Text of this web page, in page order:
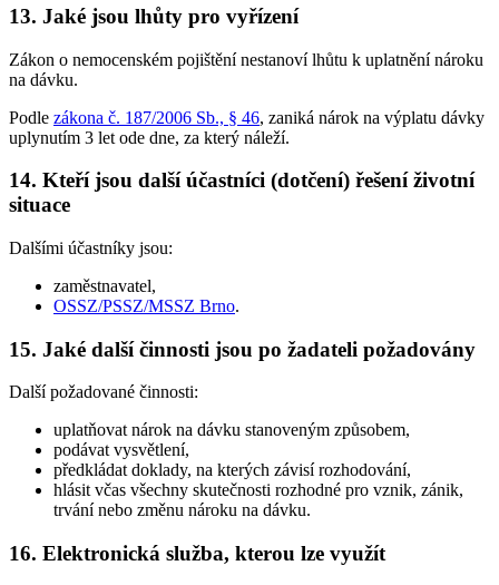
13. Jaké jsou lhůty pro vyřízení
Zákon o nemocenském pojištění nestanoví lhůtu k uplatnění nároku
na dávku.
Podle zákona č. 187/2006 Sb., § 46, zaniká nárok na výplatu dávky
uplynutím 3 let ode dne, za který náleží.
14. Kteří jsou další účastníci (dotčení) řešení životní
situace
Dalšími účastníky jsou:
zaměstnavatel,
OSSZ/PSSZ/MSSZ Brno.
15. Jaké další činnosti jsou po žadateli požadovány
Další požadované činnosti:
uplatňovat nárok na dávku stanoveným způsobem,
podávat vysvětlení,
předkládat doklady, na kterých závisí rozhodování,
hlásit včas všechny skutečnosti rozhodné pro vznik, zánik,
trvání nebo změnu nároku na dávku.
16. Elektronická služba, kterou lze využít